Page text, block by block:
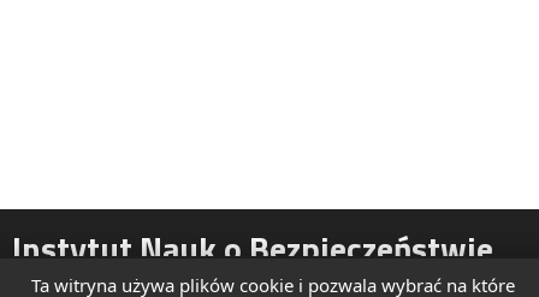
Ta witryna używa plików cookie i pozwala wybrać na które
Instytut Nauk o Bezpieczeństwie
ul. Żytnia 39